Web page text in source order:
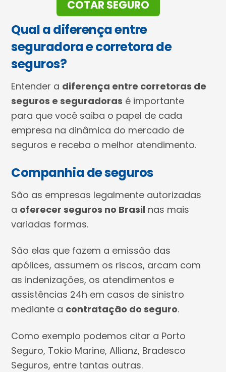
COTAR SEGURO
Qual a diferença entre
seguradora e corretora de
seguros?
Entender a diferença entre corretoras de
seguros e seguradoras é importante
para que você saiba o papel de cada
empresa na dinâmica do mercado de
seguros e receba o melhor atendimento.
Companhia de seguros
São as empresas legalmente autorizadas
a oferecer seguros no Brasil nas mais
variadas formas.
São elas que fazem a emissão das
apólices, assumem os riscos, arcam com
as indenizações, os atendimentos e
assistências 24h em casos de sinistro
mediante a contratação do seguro.
Como exemplo podemos citar a Porto
Seguro, Tokio Marine, Allianz, Bradesco
Seguros, entre tantas outras.